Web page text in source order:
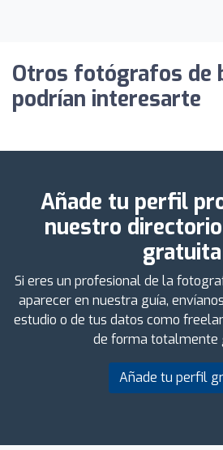
Otros fotógrafos de
podrían interesarte
Añade tu perfil
nuestro
gratuita
Si eres un profesional de la
aparecer en nuestra guía,
estudio o de tus datos como
de forma totalmente
Añade tu perfil